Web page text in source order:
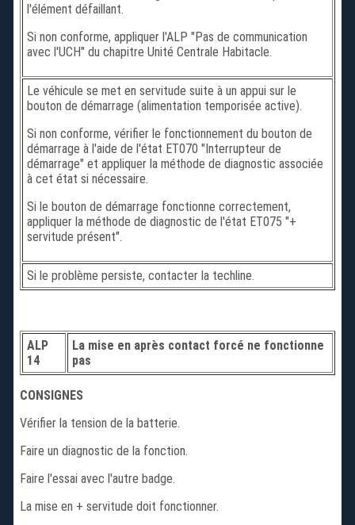
l'élément défaillant.
Si non conforme, appliquer l'ALP "Pas de communication
avec l'UCH" du chapitre Unité Centrale Habitacle.
Le véhicule se met en servitude suite à un appui sur le
bouton de démarrage (alimentation temporisée active).
Si non conforme, vérifier le fonctionnement du bouton de
démarrage à l'aide de l'état ET070 "Interrupteur de
démarrage" et appliquer la méthode de diagnostic associée
à cet état si nécessaire.
Si le bouton de démarrage fonctionne correctement,
appliquer la méthode de diagnostic de l'état ET075 "+
servitude présent".
Si le problème persiste, contacter la techline.
ALP
14
La mise en après contact forcé ne fonctionne
pas
CONSIGNES
Vérifier la tension de la batterie.
Faire un diagnostic de la fonction.
Faire l'essai avec l'autre badge.
La mise en + servitude doit fonctionner.